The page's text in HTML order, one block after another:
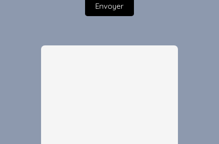
Envoyer